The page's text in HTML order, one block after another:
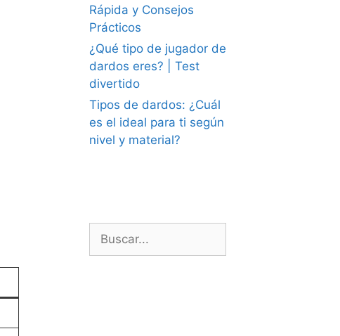
Rápida y Consejos
Prácticos
¿Qué tipo de jugador de
dardos eres? | Test
divertido
Tipos de dardos: ¿Cuál
es el ideal para ti según
nivel y material?
Buscar: